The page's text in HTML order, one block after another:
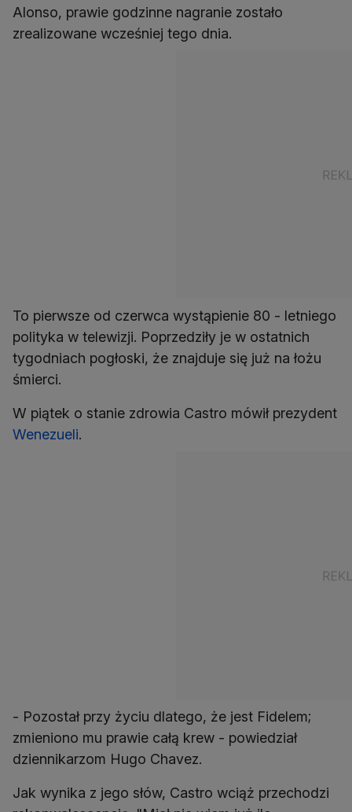
Alonso, prawie godzinne nagranie zostało
zrealizowane wcześniej tego dnia.
To pierwsze od czerwca wystąpienie 80 - letniego
polityka w telewizji. Poprzedziły je w ostatnich
tygodniach pogłoski, że znajduje się już na łożu
śmierci.
W piątek o stanie zdrowia Castro mówił prezydent
Wenezueli.
- Pozostał przy życiu dlatego, że jest Fidelem;
zmieniono mu prawie całą krew - powiedział
dziennikarzom Hugo Chavez.
Jak wynika z jego słów, Castro wciąż przechodzi